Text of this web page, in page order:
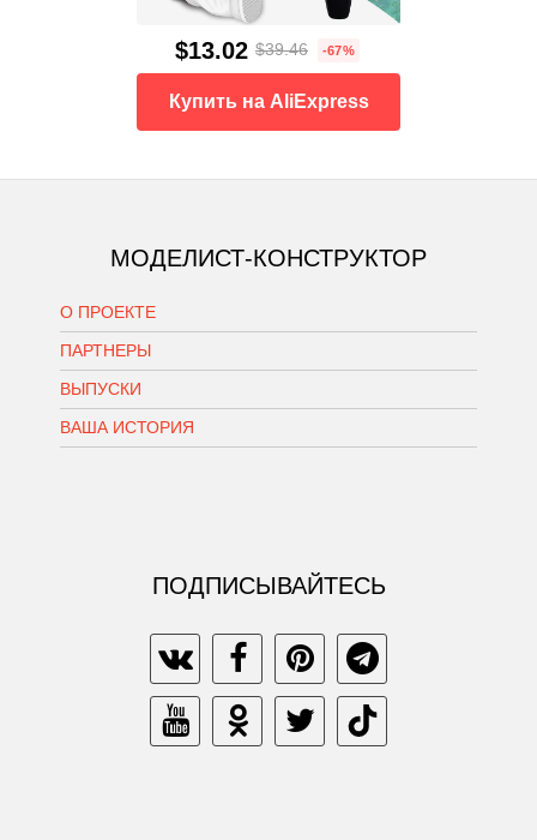
$13.02 $39.46 -67%
Купить на AliExpress
МОДЕЛИСТ-КОНСТРУКТОР
О ПРОЕКТЕ
ПАРТНЕРЫ
ВЫПУСКИ
ВАША ИСТОРИЯ
ПОДПИСЫВАЙТЕСЬ